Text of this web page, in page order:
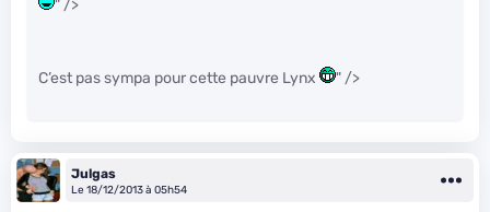
" />
C’est pas sympa pour cette pauvre Lynx " />
Julgas
Le 18/12/2013 à 05h54